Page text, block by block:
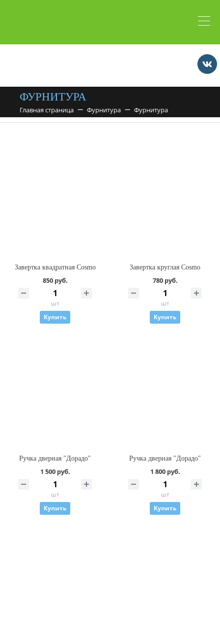
ФУРНИТУРА
Главная страница Фурнитура Фурнитура
Завертка квадратная Cosmo
850 руб.
шт
Купить
Завертка круглая Cosmo
780 руб.
шт
Купить
Ручка дверная "Дорадо"
1 500 руб.
шт
Купить
Ручка дверная "Дорадо"
1 800 руб.
шт
Купить